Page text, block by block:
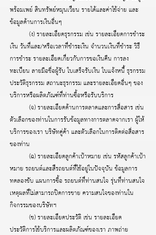
พร้อมเพย์ สินทรัพย์หมุนเวียน รายได้และค่าใช้จ่าย และ
ข้อมูลด้านการเงินอื่นๆ
(ง) รายละเอียดธุรกรรม เช่น รายละเอียดการชำระ
เงิน วันที่และ/หรือเวลาที่ชำระเงิน จำนวนเงินที่ชำระ วิธี
การชำระ รายละเอียดเกี่ยวกับการขอเงินคืน การลง
ทะเบียน ลายมือชื่อผู้รับ ใบเสร็จรับเงิน ใบแจ้งหนี้ ธุรกรรม
ประวัติธุรกรรม สถานะธุรกรรม และรายละเอียดอื่นๆ ของ
บริการหรือผลิตภัณฑ์ที่ท่านซื้อหรือรับบริการ
(จ) รายละเอียดด้านการตลาดและการสื่อสาร เช่น
ตัวเลือกของท่านในการรับข้อมูลทางการตลาดจากเรา ผู้ให้
บริการของเรา บริษัทคู่ค้า และตัวเลือกในการติดต่อสื่อสาร
ของท่าน
(ฉ) รายละเอียดลูกค้าเป้าหมาย เช่น รหัสลูกค้าเป้า
หมาย รถยนต์และสีรถยนต์ที่ใช้อยู่ในปัจจุบัน ข้อมูลการ
ทดลองขับ แผนการซื้อ รถยนต์ที่ท่านสนใจ รุ่นที่ท่านสนใจ
เหตุผลที่ไม่สามารถปิดการขาย ความสนใจของท่านใน
กิจกรรมของบริษัทฯ
(ช) รายละเอียดประวัติ เช่น รายละเอียด
ประวัติการใช้บริการและผลิตภัณฑ์ของเรา ภาพถ่าย